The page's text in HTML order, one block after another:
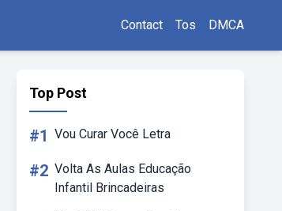
Contact Tos DMCA
Top Post
#1 Vou Curar Você Letra
#2 Volta As Aulas Educação
Infantil Brincadeiras